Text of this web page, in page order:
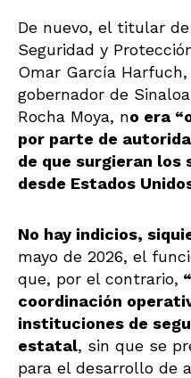
De nuevo, el titular
Seguridad y
Omar García
gobernador de
Rocha Moya, no era
por parte de
de que surgieran
desde Estados
No hay indicios,
mayo de 2026, el
que, por el contrario,
coordinación
instituciones de
estatal, sin que se
para el desarrollo de